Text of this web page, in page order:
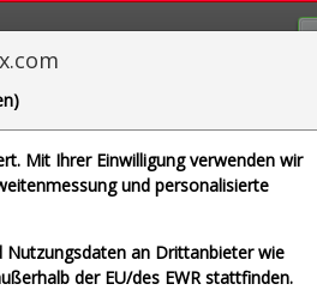
Alle Aktien entfernen
Allianz SE (Echtzeit Euro)
Mit Ihrer Einwilligung verwenden wir
und personalisierte
an Drittanbieter wie
der EU/des EWR stattfinden.